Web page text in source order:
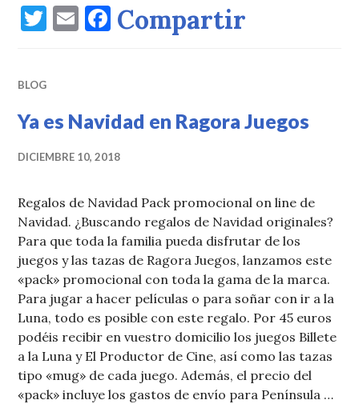
T
r
E F
b
o
o
k
Compartir
BLOG
Ya es Navidad en Ragora Juegos
DICIEMBRE 10, 2018
Regalos de Navidad Pack promocional on line de
Navidad. ¿Buscando regalos de Navidad originales?
Para que toda la familia pueda disfrutar de los
juegos y las tazas de Ragora Juegos, lanzamos este
«pack» promocional con toda la gama de la marca.
Para jugar a hacer películas o para soñar con ir a la
Luna, todo es posible con este regalo. Por 45 euros
podéis recibir en vuestro domicilio los juegos Billete
a la Luna y El Productor de Cine, así como las tazas
tipo «mug» de cada juego. Además, el precio del
«pack» incluye los gastos de envío para Península …